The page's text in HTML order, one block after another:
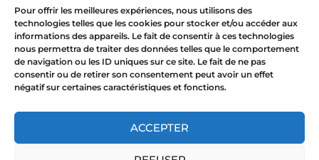
Pour offrir les meilleures expériences, nous utilisons des
technologies telles que les cookies pour stocker et/ou accéder aux
informations des appareils. Le fait de consentir à ces technologies
nous permettra de traiter des données telles que le comportement
de navigation ou les ID uniques sur ce site. Le fait de ne pas
consentir ou de retirer son consentement peut avoir un effet
négatif sur certaines caractéristiques et fonctions.
ACCEPTER